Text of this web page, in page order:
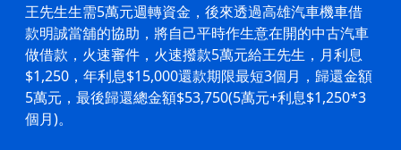
王先生生需5萬元週轉資金，後來透過高雄汽車機車借
款明誠當舖的協助，將自己平時作生意在開的中古汽車
做借款，火速審件，火速撥款5萬元給王先生，月利息
$1,250，年利息$15,000還款期限最短3個月，歸還金額
5萬元，最後歸還總金額$53,750(5萬元+利息$1,250*3
個月)。